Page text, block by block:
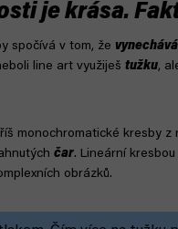
je krása.
spočívá v tom, že
line art využiješ tužku,
monochromatické kresby z
čar. Lineární
obrázků.